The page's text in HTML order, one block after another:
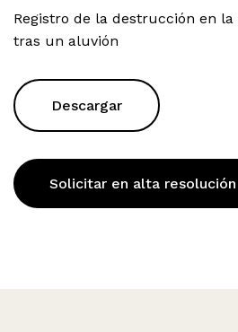
Registro de la destrucción en
tras un aluvión
Descargar
Solicitar en alta resolución